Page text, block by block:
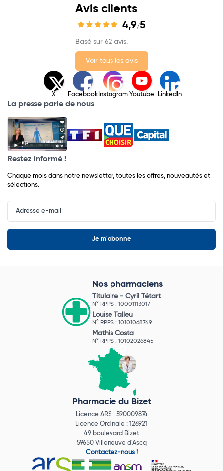
Avis clients
4,9/5
Basé sur 62 avis.
Voir tous les avis
X Facebook Instagram Youtube LinkedIn
La presse parle de nous
Restez informé !
Chaque mois dans notre newsletter, toutes les offres, nouveautés et
sélections.
Input
Newsletter
Nos pharmaciens
Titulaire - Cyril Tétart
N° RPPS : 10001113017
Louise Talleu
N° RPPS : 10101068749
Mathis Costa
N° RPPS : 10102026845
Pharmacie du Bizet
Licence ARS : 590009874
Licence Ordinale : 126921
49 boulevard Bizet
59650 Villeneuve d'Ascq
Contactez-nous !